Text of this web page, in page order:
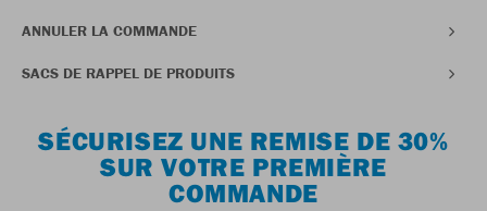
ANNULER LA COMMANDE
SACS DE RAPPEL DE PRODUITS
SÉCURISEZ UNE REMISE DE 30%
SUR VOTRE PREMIÈRE
COMMANDE